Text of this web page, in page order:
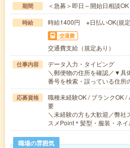
期間 ＜急募＞即日～開始日相談
時給 時給1400円 ※日払いOK(規
交通費
交通費支給（規定あり）
仕事内容
データ入力・タイピング
＼郵便物の住所を確認／▼具
番号を検索・誤っている住
応募資格
職種未経験OK / ブランクOK
要
＼未経験の方も大歓迎／弊
スメPoint＊髪型・服装・ネ
職場の雰囲気